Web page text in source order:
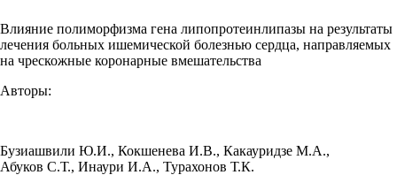
Влияние полиморфизма гена липопротеинлипазы на результаты
лечения больных ишемической болезнью сердца, направляемых
на чрескожные коронарные вмешательства
Авторы:
Бузиашвили Ю.И., Кокшенева И.В., Какауридзе М.А.,
Абуков С.Т., Инаури И.А., Турахонов Т.К.